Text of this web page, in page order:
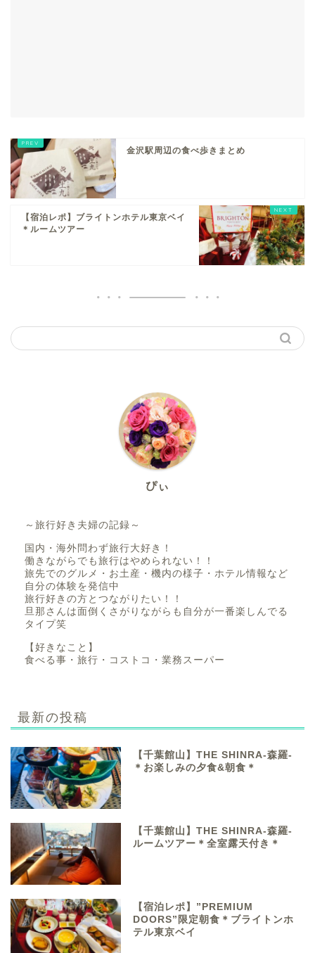
金沢駅周辺の食べ歩きまとめ
【宿泊レポ】ブライトンホテル東京ベイ
＊ルームツアー
ぴぃ
～旅行好き夫婦の記録～
国内・海外問わず旅行大好き！
働きながらでも旅行はやめられない！！
旅先でのグルメ・お土産・機内の様子・ホテル情報など
自分の体験を発信中
旅行好きの方とつながりたい！！
旦那さんは面倒くさがりながらも自分が一番楽しんでる
タイプ笑
【好きなこと】
食べる事・旅行・コストコ・業務スーパー
最新の投稿
【千葉館山】THE SHINRA-森羅-
＊お楽しみの夕食&朝食＊
【千葉館山】THE SHINRA-森羅-
ルームツアー＊全室露天付き＊
【宿泊レポ】”PREMIUM
DOORS”限定朝食＊ブライトンホ
テル東京ベイ